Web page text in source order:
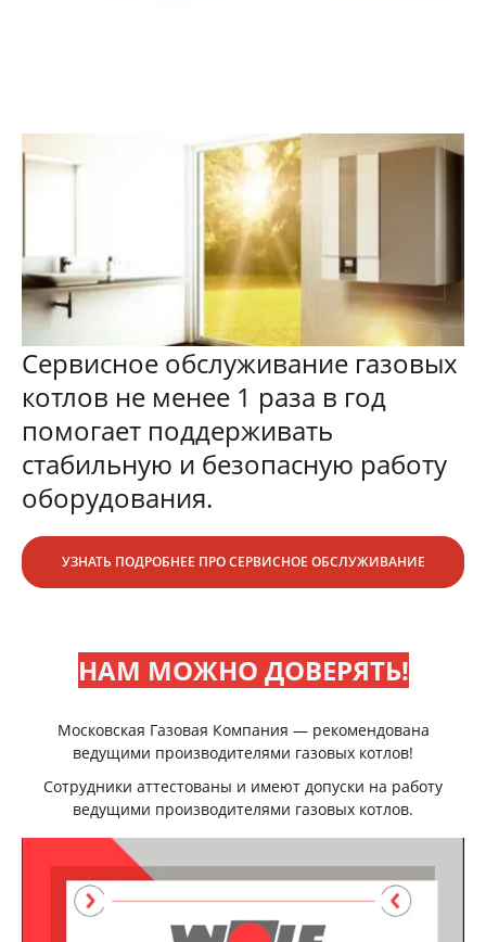
Сервисное обслуживание газовых
котлов не менее 1 раза в год
помогает поддерживать
стабильную и безопасную работу
оборудования.
УЗНАТЬ ПОДРОБНЕЕ ПРО СЕРВИСНОЕ ОБСЛУЖИВАНИЕ
НАМ МОЖНО ДОВЕРЯТЬ!
Московская Газовая Компания — рекомендована
ведущими производителями газовых котлов!
Сотрудники аттестованы и имеют допуски на работу
ведущими производителями газовых котлов.